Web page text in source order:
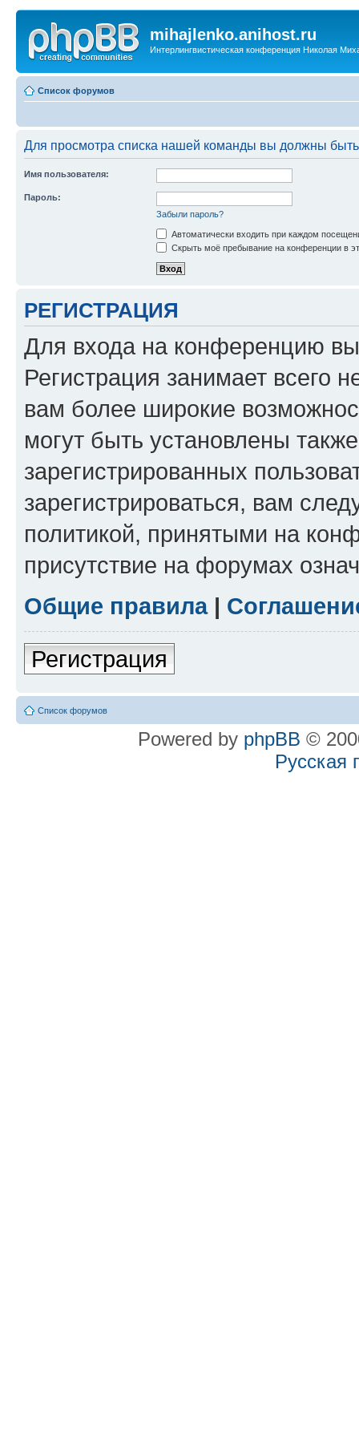
mihajlenko.anihost.ru
Интерлингвистическая конференция Николая
Список форумов
Для просмотра списка нашей команды вы должны
Имя пользователя:
Пароль:
Забыли пароль?
Автоматически входить при каждом
Скрыть моё пребывание на конференции в
РЕГИСТРАЦИЯ
Для входа на конференцию
Регистрация занимает всего
вам более широкие
могут быть установлены
зарегистрированных
зарегистрироваться, вам
политикой, принятыми на
присутствие на форумах
Общие правила|
Регистрация
Список форумов
Powered by phpBB ©
Русская